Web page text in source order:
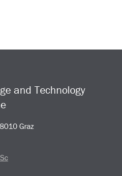
and Technology
Graz